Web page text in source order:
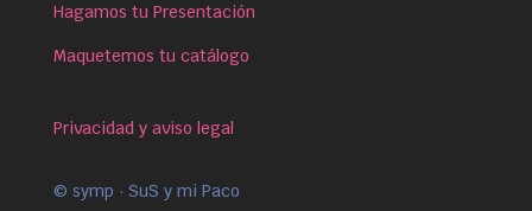
Hagamos tu Presentación
Maquetemos tu catálogo
Privacidad y aviso legal
© symp · SuS y mi Paco